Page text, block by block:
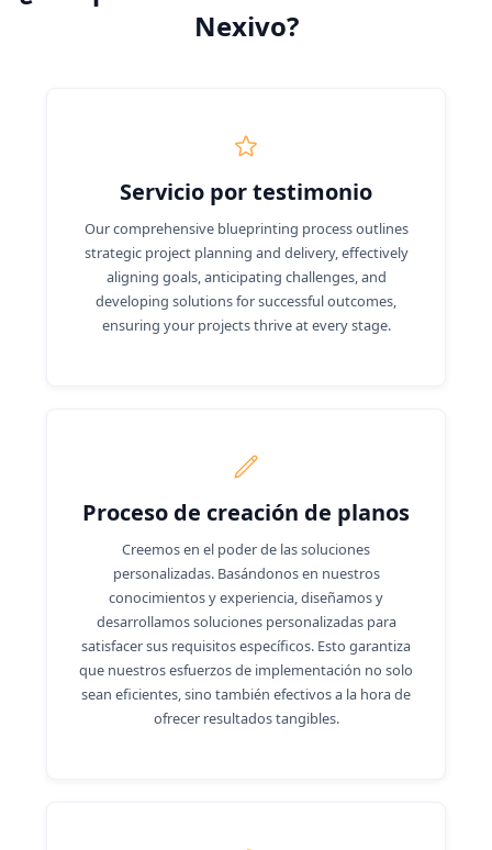
Nexivo?
Servicio por testimonio
Our comprehensive blueprinting process outlines
strategic project planning and delivery, effectively
aligning goals, anticipating challenges, and
developing solutions for successful outcomes,
ensuring your projects thrive at every stage.
Proceso de creación de planos
Creemos en el poder de las soluciones
personalizadas. Basándonos en nuestros
conocimientos y experiencia, diseñamos y
desarrollamos soluciones personalizadas para
satisfacer sus requisitos específicos. Esto garantiza
que nuestros esfuerzos de implementación no solo
sean eficientes, sino también efectivos a la hora de
ofrecer resultados tangibles.